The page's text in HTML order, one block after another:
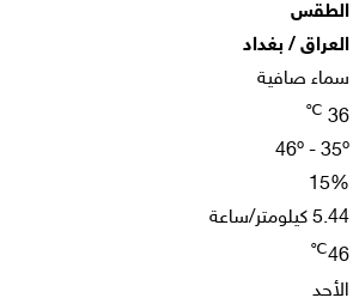
الطقس
العراق / بغداد
سماء صافية
36
℃
46º - 35º
15%
5.44 كيلومتر/ساعة
46
℃
الأحد